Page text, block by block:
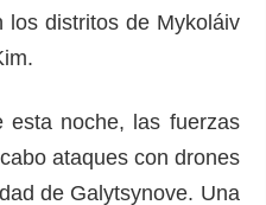
distritos de Mykoláiv
esta noche, las fuerzas
ataques con drones
de Galytsynove. Una